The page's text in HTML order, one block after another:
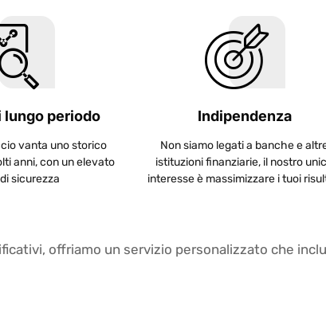
lungo periodo
vanta uno storico
anni, con un elevato
sicurezza
Indipendenza
Non siamo legati a banche e
istituzioni finanziarie, il nostro
interesse è massimizzare i tuoi
offriamo un servizio personalizzato che